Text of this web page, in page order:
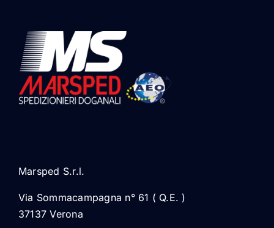
Marsped S.r.l.
Via Sommacampagna n° 61 ( Q.E. )
37137 Verona